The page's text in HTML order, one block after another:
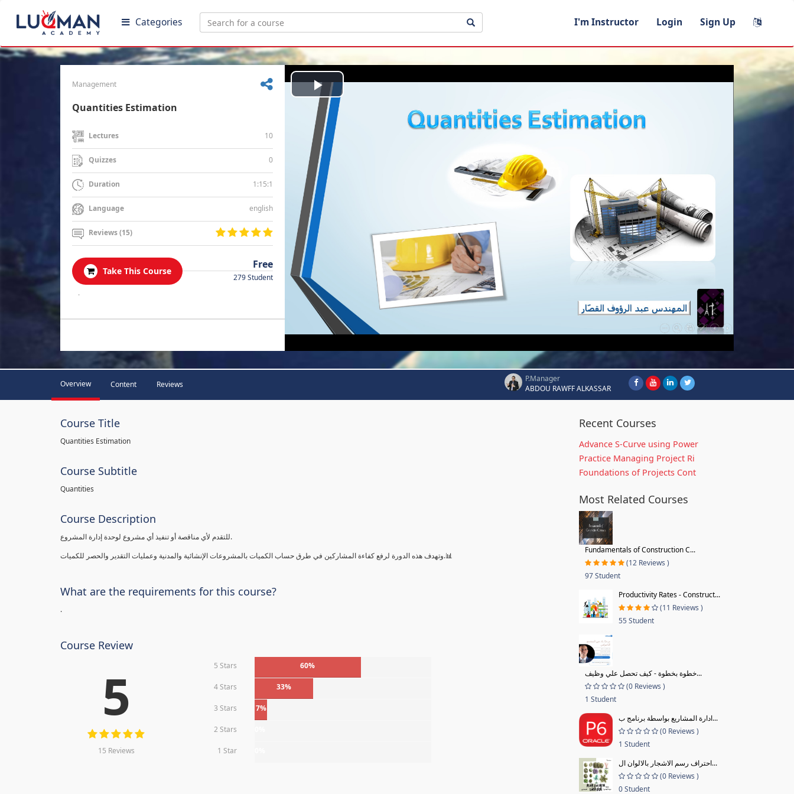
Categories I'm Instructor Login Sign Up
Management
Quantities Estimation
Lectures 10
Quizzes 0
Duration 1:15:1
Language english
Reviews (15)
Take This Course
Free
279 Student
.
Play
Video
Overview Content Reviews
P.Manager
ABDOU RAWFF ALKASSAR
Course Title
Quantities Estimation
Course Subtitle
Quantities
Course Description
للتقدم لأي مناقصة أو تنفيذ أي مشروع لوحدة إدارة المشروع.
وتهدف هذه الدورة لرفع كفاءة المشاركين في طرق حساب الكميات بالمشروعات الإنشائية والمدنية وعمليات التقدير والحصر للكميات.📊
What are the requirements for this course?
.
Course Review
5
15 Reviews
5 Stars 60%
4 Stars 33%
3 Stars 7%
2 Stars
1 Star
Recent Courses
Advance S-Curve using Power
Practice Managing Project Ri
Foundations of Projects Cont
Most Related Courses
Fundamentals of Construction C...
(12 Reviews )
97 Student
Productivity Rates - Construct...
(11 Reviews )
55 Student
خطوة بخطوة - كيف تحصل علي وظيف...
(0 Reviews )
1 Student
ادارة المشاريع بواسطة برنامج ب...
(0 Reviews )
1 Student
احتراف رسم الاشجار بالالوان ال...
(0 Reviews )
0 Student